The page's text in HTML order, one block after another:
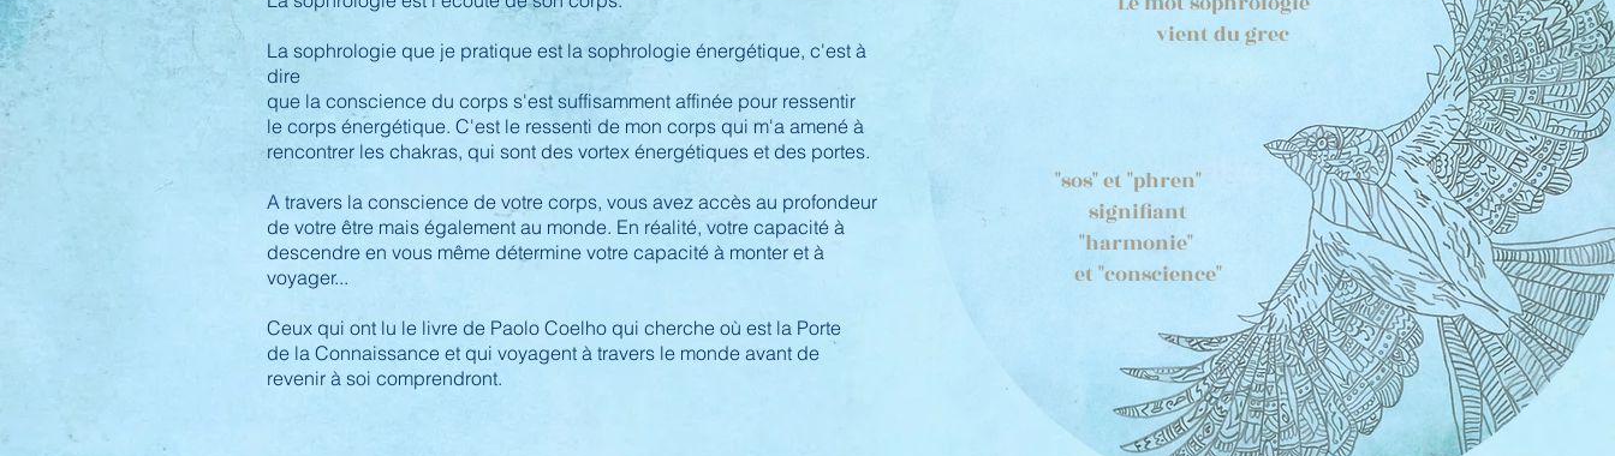
La sophrologie que je pratique est la sophrologie énergétique, c'est à
dire
que la conscience du corps s'est suffisamment affinée pour ressentir
le corps énergétique. C'est le ressenti de mon corps qui m'a amené à
rencontrer les chakras, qui sont des vortex énergétiques et des portes.
A travers la conscience de votre corps, vous avez accès au profondeur
de votre être mais également au monde. En réalité, votre capacité à
descendre en vous même détermine votre capacité à monter et à
voyager...
Ceux qui ont lu le livre de Paolo Coelho qui cherche où est la Porte
de la Connaissance et qui voyagent à travers le monde avant de
revenir à soi comprendront.
vient du grec
"sos" et "phren"
signifiant
"harmonie"
et "conscience"